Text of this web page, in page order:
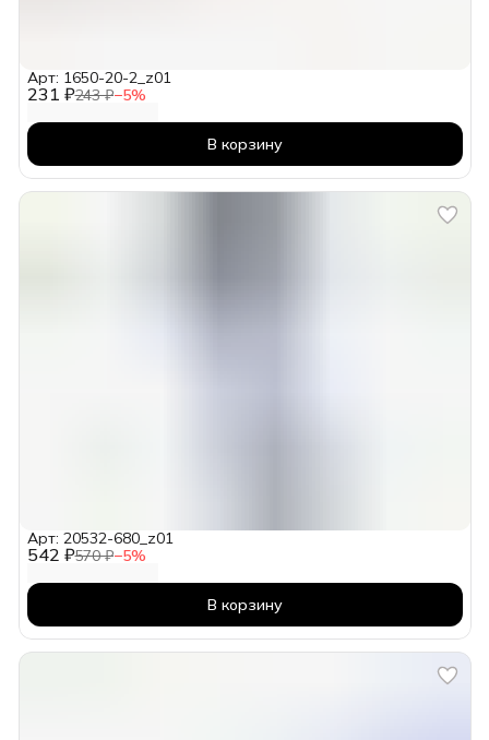
231 ₽243 ₽−5%
Арт: 1650-20-2_z01
В корзину
542 ₽570 ₽−5%
Арт: 20532-680_z01
В корзину